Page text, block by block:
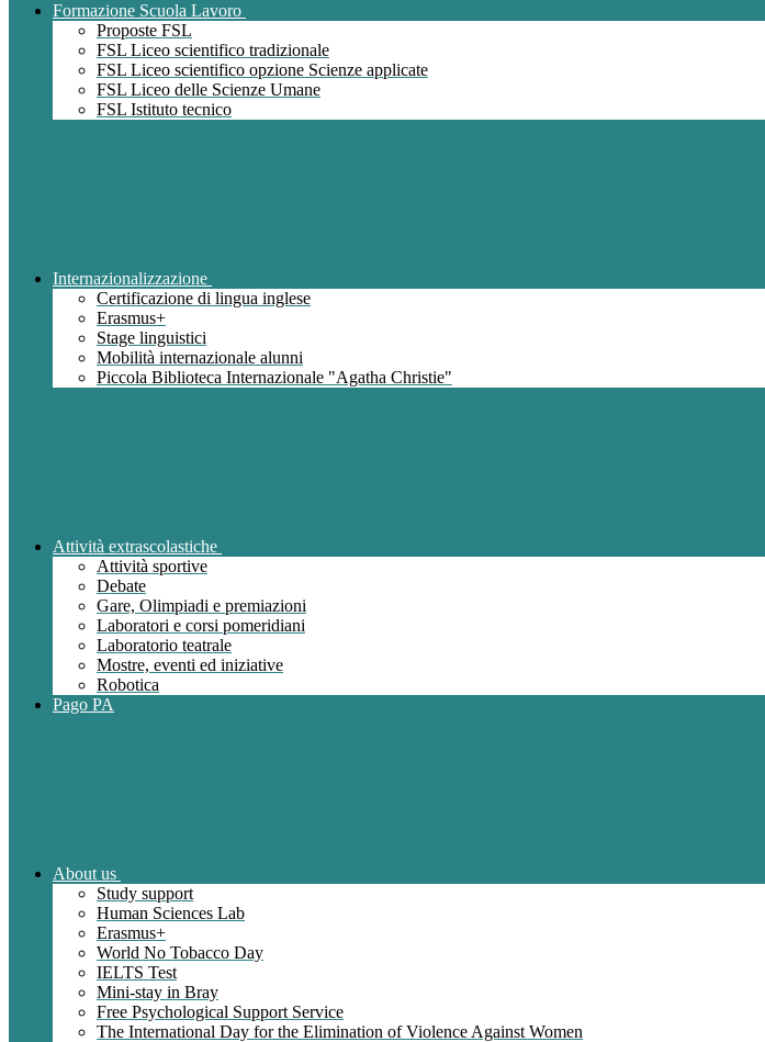
Formazione Scuola Lavoro
Proposte FSL
FSL Liceo scientifico tradizionale
FSL Liceo scientifico opzione Scienze applicate
FSL Liceo delle Scienze Umane
FSL Istituto tecnico
Internazionalizzazione
Certificazione di lingua inglese
Erasmus+
Stage linguistici
Mobilità internazionale alunni
Piccola Biblioteca Internazionale "Agatha Christie"
Attività extrascolastiche
Attività sportive
Debate
Gare, Olimpiadi e premiazioni
Laboratori e corsi pomeridiani
Laboratorio teatrale
Mostre, eventi ed iniziative
Robotica
Pago PA
About us
Study support
Human Sciences Lab
Erasmus+
World No Tobacco Day
IELTS Test
Mini-stay in Bray
Free Psychological Support Service
The International Day for the Elimination of Violence Against Women